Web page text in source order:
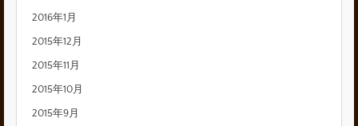
2016年1月
2015年12月
2015年11月
2015年10月
2015年9月